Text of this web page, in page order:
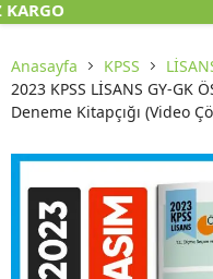
Anasayfa KPSS
2023 KPSS LİSANS GY-GK
Deneme Kitapçığı (Video